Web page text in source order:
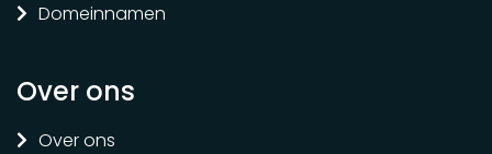
Domeinnamen
Over ons
Over ons